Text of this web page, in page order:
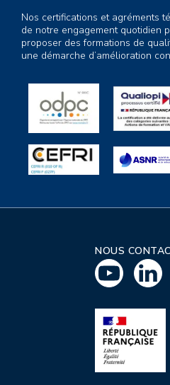
Nos certifications et agréments
de notre engagement quotidien
proposer des formations de
une démarche d’amélioration
NOUS